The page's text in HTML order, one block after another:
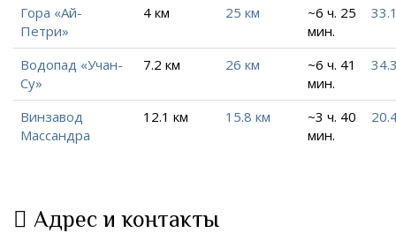
Гора «Ай-
Петри»
4 км 25 км
~6 ч. 25
мин.
Водопад «Учан-
Су»
7.2 км 26 км
~6 ч. 41
мин.
Винзавод
Массандра
12.1 км 15.8 км
~3 ч. 40
мин.
Адрес и контакты